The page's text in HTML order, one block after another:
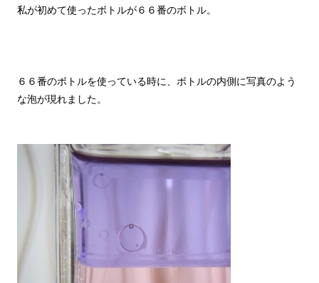
私が初めて使ったボトルが６６番のボトル。
６６番のボトルを使っている時に、ボトルの内側に写真のよう
な泡が現れました。